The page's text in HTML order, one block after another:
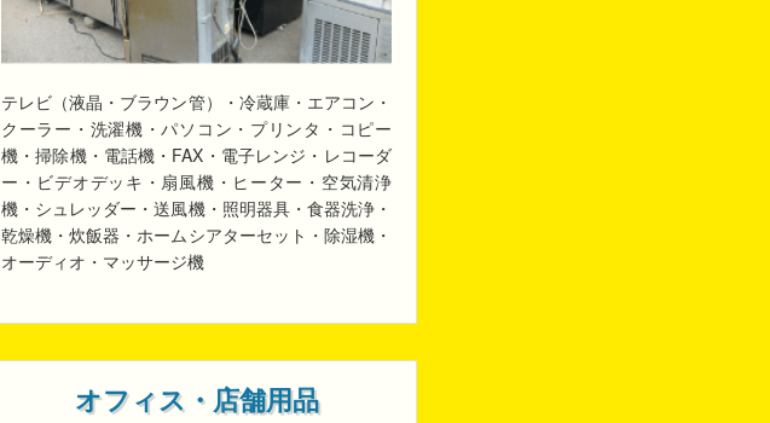
テレビ（液晶・ブラウン管）・冷蔵庫・エアコン・
クーラー・洗濯機・パソコン・プリンタ・コピー
機・掃除機・電話機・FAX・電子レンジ・レコーダ
ー・ビデオデッキ・扇風機・ヒーター・空気清浄
機・シュレッダー・送風機・照明器具・食器洗浄・
乾燥機・炊飯器・ホームシアターセット・除湿機・
オーディオ・マッサージ機
オフィス・店舗用品